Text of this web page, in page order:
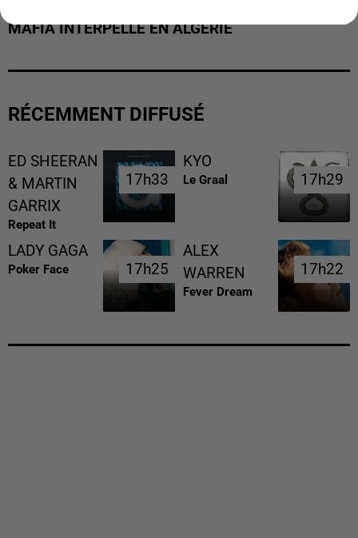
MAFIA INTERPELLÉ EN ALGÉRIE
RÉCEMMENT DIFFUSÉ
ED SHEERAN
& MARTIN
GARRIX
Repeat It
17h33
17h33
KYO
Le Graal 17h29
17h29
LADY GAGA
Poker Face 17h25
17h25
ALEX
WARREN
Fever Dream
17h22
17h22